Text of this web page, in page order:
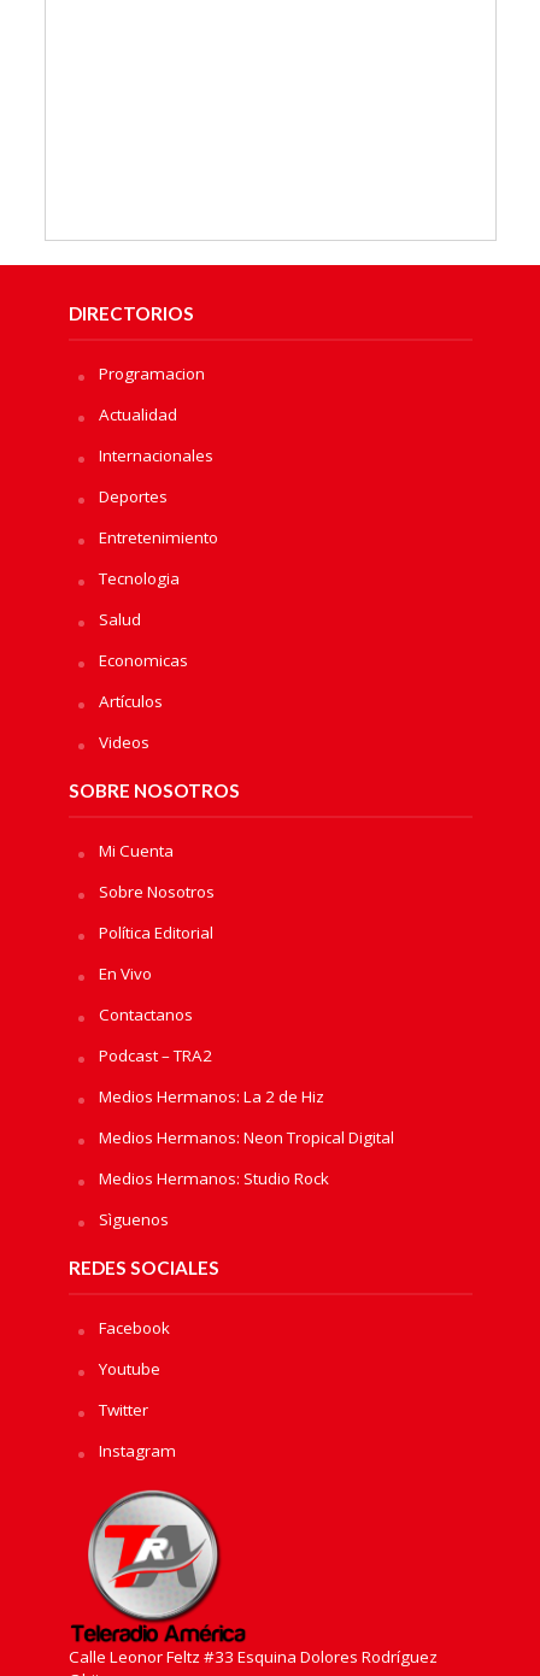
DIRECTORIOS
Programacion
Actualidad
Internacionales
Deportes
Entretenimiento
Tecnologia
Salud
Economicas
Artículos
Videos
SOBRE NOSOTROS
Mi Cuenta
Sobre Nosotros
Política Editorial
En Vivo
Contactanos
Podcast – TRA2
Medios Hermanos: La 2 de Hiz
Medios Hermanos: Neon Tropical Digital
Medios Hermanos: Studio Rock
Sìguenos
REDES SOCIALES
Facebook
Youtube
Twitter
Instagram
Calle Leonor Feltz #33 Esquina Dolores Rodríguez